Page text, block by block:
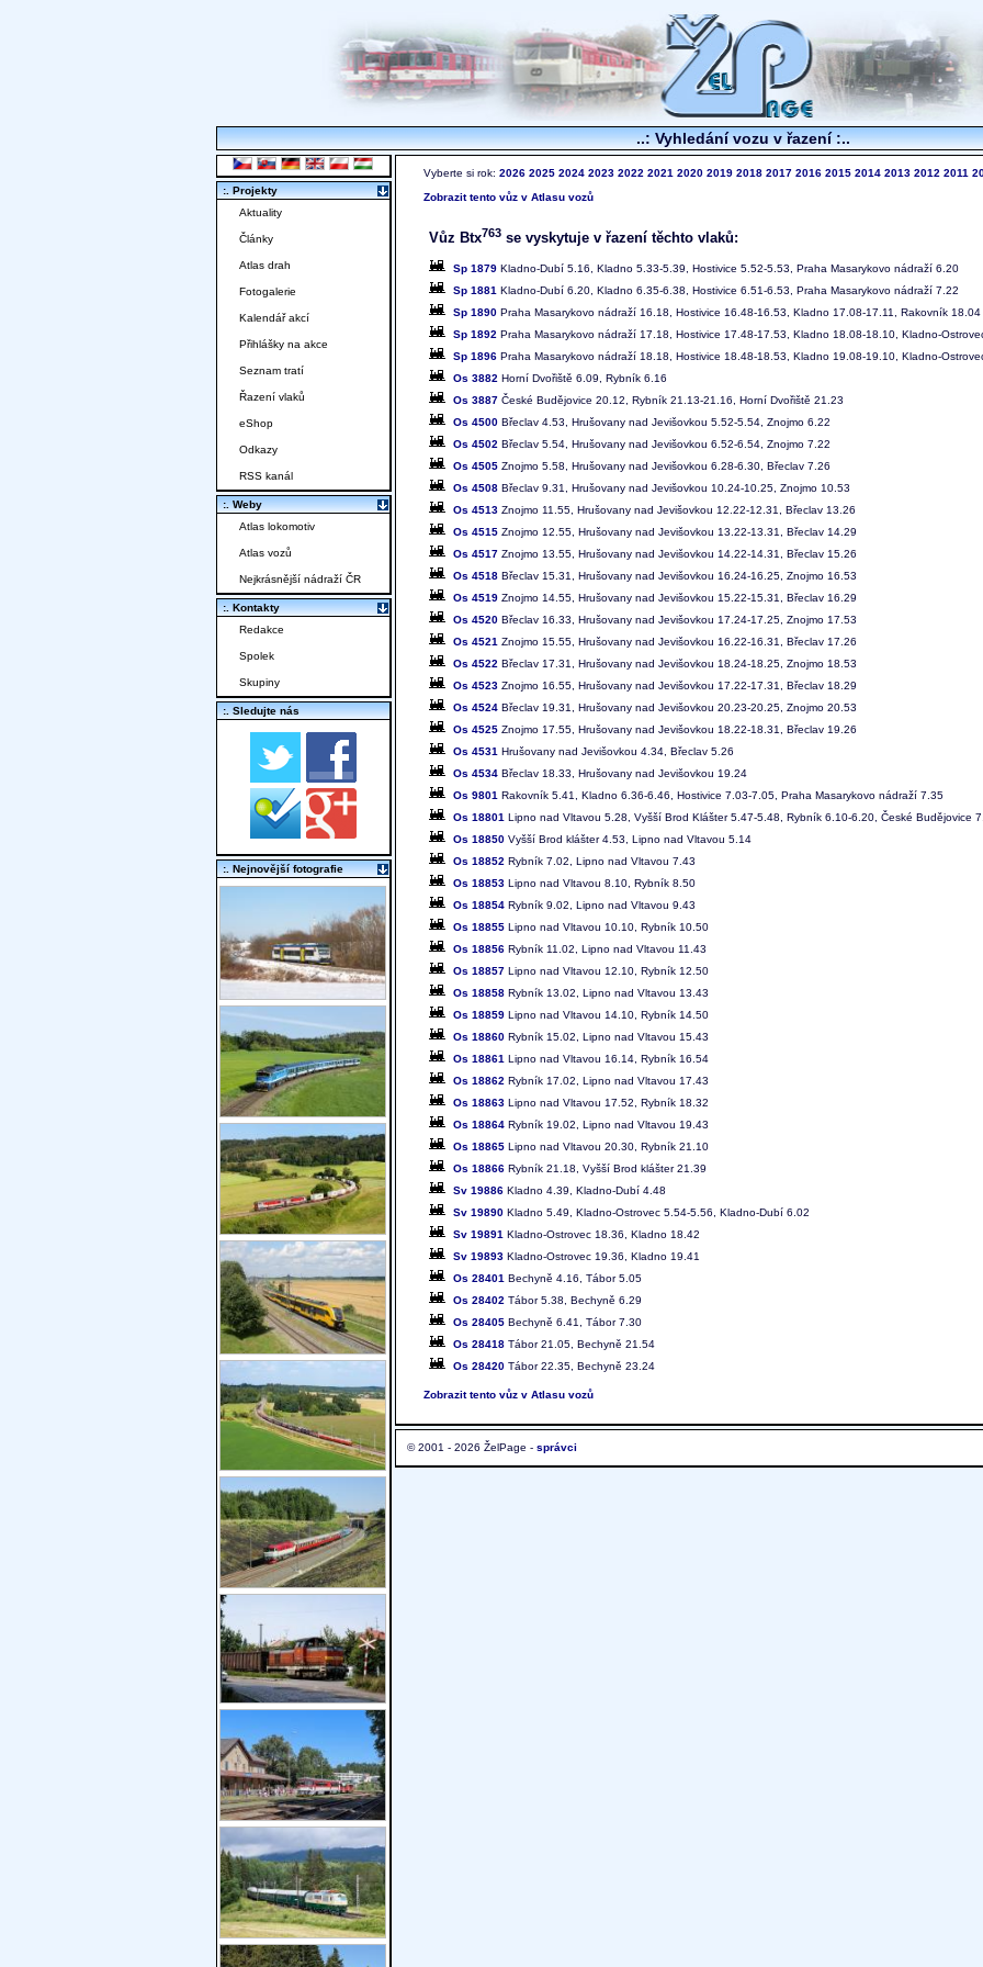
..: Vyhledání vozu v řazení :..
Vyberte si rok: 2026 2025 2024 2023 2022 2021 2020 2019 2018 2017 2016 2015 2014 2013 2012 2011
Zobrazit tento vůz v Atlasu vozů
Vůz Btx763 se vyskytuje v řazení těchto vlaků:
Sp 1879 Kladno-Dubí 5.16, Kladno 5.33-5.39, Hostivice 5.52-5.53, Praha Masarykovo nádraží 6.20
Sp 1881 Kladno-Dubí 6.20, Kladno 6.35-6.38, Hostivice 6.51-6.53, Praha Masarykovo nádraží 7.22
Sp 1890 Praha Masarykovo nádraží 16.18, Hostivice 16.48-16.53, Kladno 17.08-17.11, Rakovník 18.04
Sp 1892 Praha Masarykovo nádraží 17.18, Hostivice 17.48-17.53, Kladno 18.08-18.10, Kladno-
Sp 1896 Praha Masarykovo nádraží 18.18, Hostivice 18.48-18.53, Kladno 19.08-19.10, Kladno-
Os 3882 Horní Dvořiště 6.09, Rybník 6.16
Os 3887 České Budějovice 20.12, Rybník 21.13-21.16, Horní Dvořiště 21.23
Os 4500 Břeclav 4.53, Hrušovany nad Jevišovkou 5.52-5.54, Znojmo 6.22
Os 4502 Břeclav 5.54, Hrušovany nad Jevišovkou 6.52-6.54, Znojmo 7.22
Os 4505 Znojmo 5.58, Hrušovany nad Jevišovkou 6.28-6.30, Břeclav 7.26
Os 4508 Břeclav 9.31, Hrušovany nad Jevišovkou 10.24-10.25, Znojmo 10.53
Os 4513 Znojmo 11.55, Hrušovany nad Jevišovkou 12.22-12.31, Břeclav 13.26
Os 4515 Znojmo 12.55, Hrušovany nad Jevišovkou 13.22-13.31, Břeclav 14.29
Os 4517 Znojmo 13.55, Hrušovany nad Jevišovkou 14.22-14.31, Břeclav 15.26
Os 4518 Břeclav 15.31, Hrušovany nad Jevišovkou 16.24-16.25, Znojmo 16.53
Os 4519 Znojmo 14.55, Hrušovany nad Jevišovkou 15.22-15.31, Břeclav 16.29
Os 4520 Břeclav 16.33, Hrušovany nad Jevišovkou 17.24-17.25, Znojmo 17.53
Os 4521 Znojmo 15.55, Hrušovany nad Jevišovkou 16.22-16.31, Břeclav 17.26
Os 4522 Břeclav 17.31, Hrušovany nad Jevišovkou 18.24-18.25, Znojmo 18.53
Os 4523 Znojmo 16.55, Hrušovany nad Jevišovkou 17.22-17.31, Břeclav 18.29
Os 4524 Břeclav 19.31, Hrušovany nad Jevišovkou 20.23-20.25, Znojmo 20.53
Os 4525 Znojmo 17.55, Hrušovany nad Jevišovkou 18.22-18.31, Břeclav 19.26
Os 4531 Hrušovany nad Jevišovkou 4.34, Břeclav 5.26
Os 4534 Břeclav 18.33, Hrušovany nad Jevišovkou 19.24
Os 9801 Rakovník 5.41, Kladno 6.36-6.46, Hostivice 7.03-7.05, Praha Masarykovo nádraží 7.35
Os 18801 Lipno nad Vltavou 5.28, Vyšší Brod Klášter 5.47-5.48, Rybník 6.10-6.20, České Budějovice
Os 18850 Vyšší Brod klášter 4.53, Lipno nad Vltavou 5.14
Os 18852 Rybník 7.02, Lipno nad Vltavou 7.43
Os 18853 Lipno nad Vltavou 8.10, Rybník 8.50
Os 18854 Rybník 9.02, Lipno nad Vltavou 9.43
Os 18855 Lipno nad Vltavou 10.10, Rybník 10.50
Os 18856 Rybník 11.02, Lipno nad Vltavou 11.43
Os 18857 Lipno nad Vltavou 12.10, Rybník 12.50
Os 18858 Rybník 13.02, Lipno nad Vltavou 13.43
Os 18859 Lipno nad Vltavou 14.10, Rybník 14.50
Os 18860 Rybník 15.02, Lipno nad Vltavou 15.43
Os 18861 Lipno nad Vltavou 16.14, Rybník 16.54
Os 18862 Rybník 17.02, Lipno nad Vltavou 17.43
Os 18863 Lipno nad Vltavou 17.52, Rybník 18.32
Os 18864 Rybník 19.02, Lipno nad Vltavou 19.43
Os 18865 Lipno nad Vltavou 20.30, Rybník 21.10
Os 18866 Rybník 21.18, Vyšší Brod klášter 21.39
Sv 19886 Kladno 4.39, Kladno-Dubí 4.48
Sv 19890 Kladno 5.49, Kladno-Ostrovec 5.54-5.56, Kladno-Dubí 6.02
Sv 19891 Kladno-Ostrovec 18.36, Kladno 18.42
Sv 19893 Kladno-Ostrovec 19.36, Kladno 19.41
Os 28401 Bechyně 4.16, Tábor 5.05
Os 28402 Tábor 5.38, Bechyně 6.29
Os 28405 Bechyně 6.41, Tábor 7.30
Os 28418 Tábor 21.05, Bechyně 21.54
Os 28420 Tábor 22.35, Bechyně 23.24
Zobrazit tento vůz v Atlasu vozů
© 2001 - 2026 ŽelPage - správci
:. Projekty
Aktuality
Články
Atlas drah
Fotogalerie
Kalendář akcí
Přihlášky na akce
Seznam tratí
Řazení vlaků
eShop
Odkazy
RSS kanál
:. Weby
Atlas lokomotiv
Atlas vozů
Nejkrásnější nádraží ČR
:. Kontakty
Redakce
Spolek
Skupiny
:. Sledujte nás
:. Nejnovější fotografie